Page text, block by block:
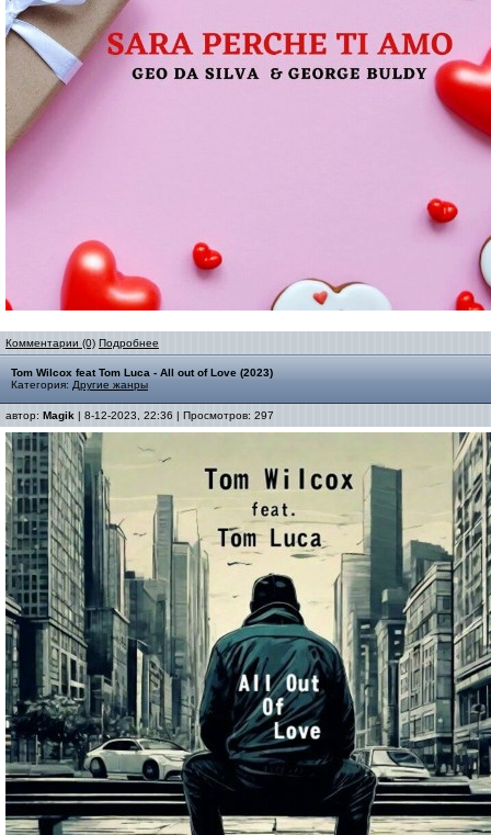
Комментарии (0) Подробнее
Tom Wilcox feat Tom Luca - All out of Love (2023)
Категория: Другие жанры
автор: Magik | 8-12-2023, 22:36 | Просмотров: 297